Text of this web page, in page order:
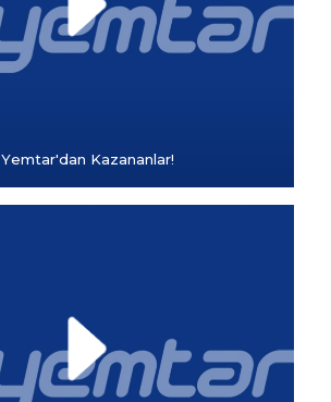
Yemtar'dan Kazananlar!